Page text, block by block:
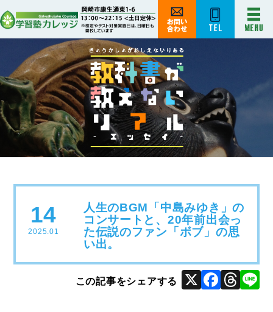
14
2025.01
人生のBGM「中島みゆき」の
コンサートと、20年前出会っ
た伝説のファン「ボブ」の思
い出。
X